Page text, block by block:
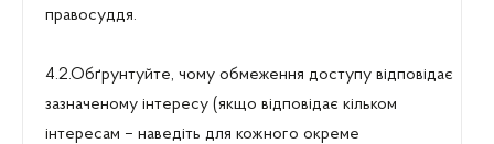
правосуддя.
4.2.Обґрунтуйте, чому обмеження доступу відповідає
зазначеному інтересу (якщо відповідає кільком
інтересам – наведіть для кожного окреме